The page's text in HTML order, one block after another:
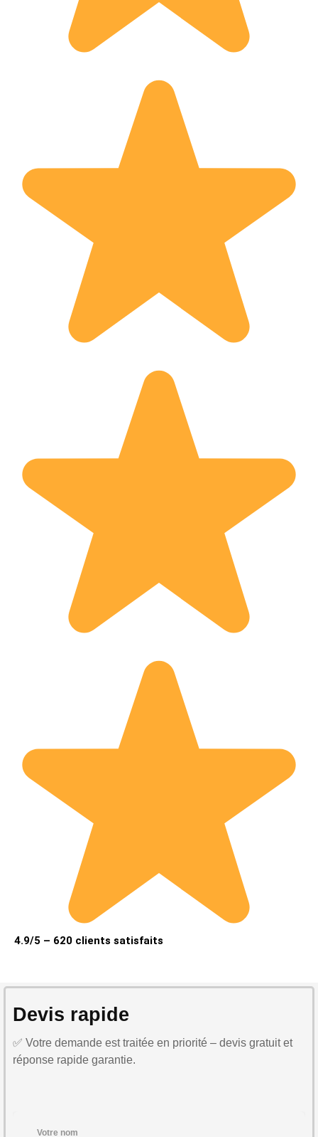
4.9/5 – 620 clients satisfaits
Devis rapide
✅ Votre demande est traitée en priorité – devis gratuit et
réponse rapide garantie.
Votre nom